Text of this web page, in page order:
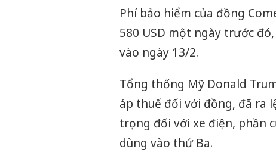
Phí bảo hiểm của đồng
580 USD một ngày trước
vào ngày 13/2.
Tổng thống Mỹ Donald
áp thuế đối với đồng, đã ra
trọng đối với xe điện, phần
dùng vào thứ Ba.